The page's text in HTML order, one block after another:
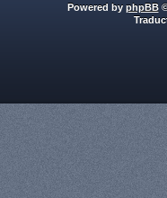
Powered by phpBB©